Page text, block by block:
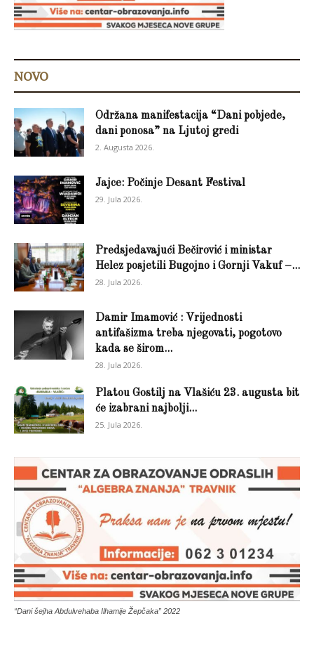
NOVO
Održana manifestacija “Dani pobjede,
dani ponosa” na Ljutoj gredi
2. Augusta 2026.
Jajce: Počinje Desant Festival
29. Jula 2026.
Predsjedavajući Bečirović i ministar
Helez posjetili Bugojno i Gornji Vakuf –...
28. Jula 2026.
Damir Imamović : Vrijednosti
antifašizma treba njegovati, pogotovo
kada se širom...
28. Jula 2026.
Platou Gostilj na Vlašiću 23. augusta bit
će izabrani najbolji...
25. Jula 2026.
“Dani šejha Abdulvehaba Ilhamije Žepčaka” 2022